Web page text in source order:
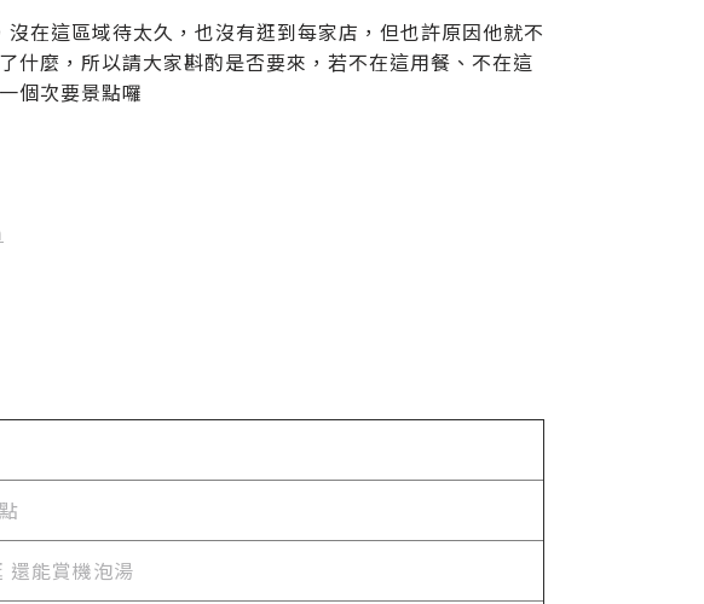
在這區域待太久，也沒有逛到每家店，但也許原因他就不
什麼，所以請大家斟酌是否要來，若不在這用餐、不在這
個次要景點囉
還能賞機泡湯